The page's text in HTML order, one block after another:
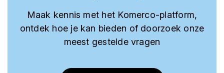
Maak kennis met het Komerco-platform,
ontdek hoe je kan bieden of doorzoek onze
meest gestelde vragen